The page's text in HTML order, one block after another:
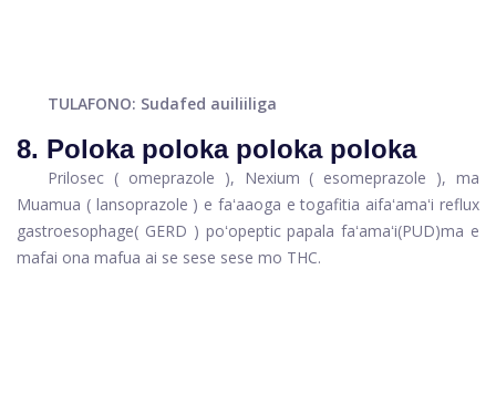
TULAFONO: Sudafed auiliiliga
8. Poloka poloka poloka poloka
Prilosec ( omeprazole ), Nexium ( esomeprazole ), ma
Muamua ( lansoprazole ) e faʻaaoga e togafitia aifaʻamaʻi reflux
gastroesophage( GERD ) poʻopeptic papala faʻamaʻi(PUD)ma e
mafai ona mafua ai se sese sese mo THC.